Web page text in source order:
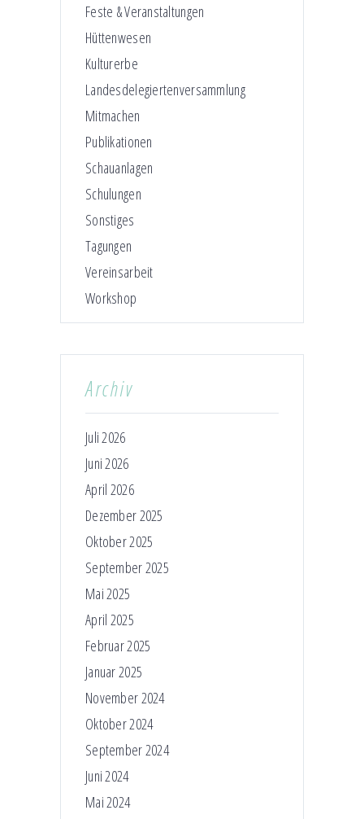
Feste & Veranstaltungen
Hüttenwesen
Kulturerbe
Landesdelegiertenversammlung
Mitmachen
Publikationen
Schauanlagen
Schulungen
Sonstiges
Tagungen
Vereinsarbeit
Workshop
Archiv
Juli 2026
Juni 2026
April 2026
Dezember 2025
Oktober 2025
September 2025
Mai 2025
April 2025
Februar 2025
Januar 2025
November 2024
Oktober 2024
September 2024
Juni 2024
Mai 2024